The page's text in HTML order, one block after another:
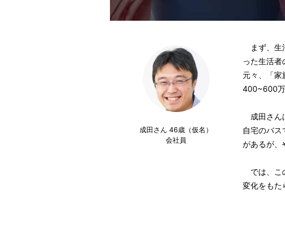
成田さん 46歳（仮名）
会社員
まず、生
った生活
元々、「家
400~600万
成田さん
自宅のバ
があるが、
では、こ
変化をもた